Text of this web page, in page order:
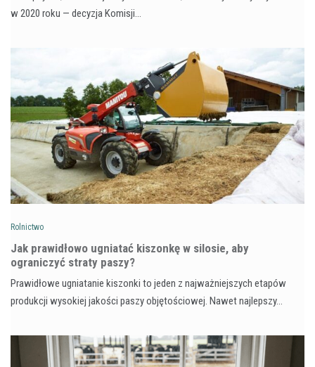
w 2020 roku — decyzja Komisji…
Rolnictwo
Jak prawidłowo ugniatać kiszonkę w silosie, aby
ograniczyć straty paszy?
Prawidłowe ugniatanie kiszonki to jeden z najważniejszych etapów
produkcji wysokiej jakości paszy objętościowej. Nawet najlepszy…